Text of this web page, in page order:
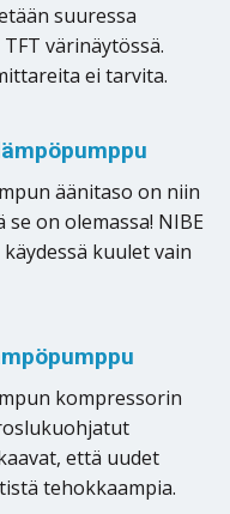
suuressa
värinäytössä.
ei tarvita.
äänitaso on niin
on olemassa! NIBE
kuulet vain
kompressorin
että uudet
tehokkaampia.